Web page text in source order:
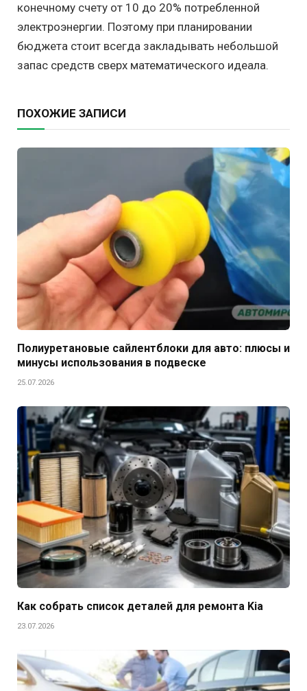
конечному счету от 10 до 20% потребленной
электроэнергии. Поэтому при планировании
бюджета стоит всегда закладывать небольшой
запас средств сверх математического идеала.
ПОХОЖИЕ ЗАПИСИ
Полиуретановые сайлентблоки для авто: плюсы и
минусы использования в подвеске
25.07.2026
Как собрать список деталей для ремонта Kia
23.07.2026